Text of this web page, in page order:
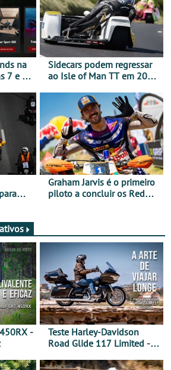
na
7 e 8
Sidecars podem regressar
ao Isle of Man TT em 2027
Graham Jarvis é o primeiro
piloto a concluir os Red
-
Teste Harley-Davidson
Road Glide 117 Limited - A